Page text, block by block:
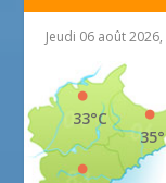
Jeudi 06 août
33°C